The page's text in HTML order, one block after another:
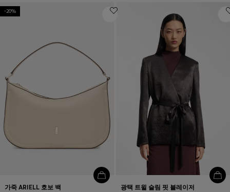
-20%
가죽 ARIELL 호보 백 광택 트윌 슬림 핏 블레이저